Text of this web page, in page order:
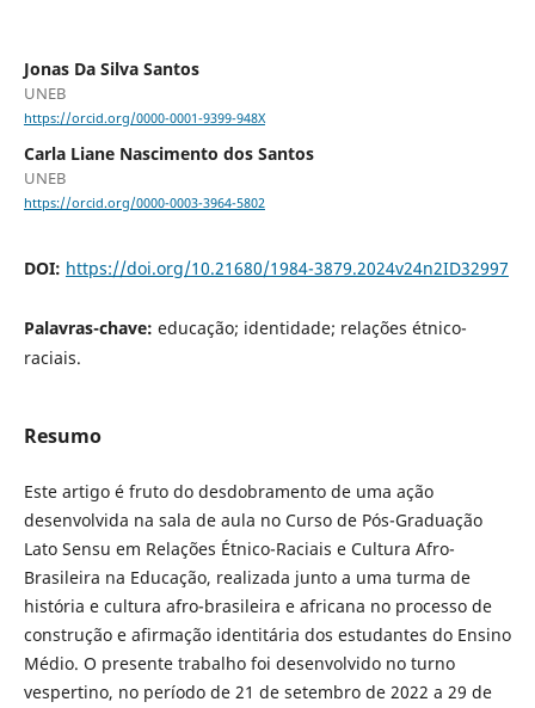
Jonas Da Silva Santos
UNEB
https://orcid.org/0000-0001-9399-948X
Carla Liane Nascimento dos Santos
UNEB
https://orcid.org/0000-0003-3964-5802
DOI: https://doi.org/10.21680/1984-3879.2024v24n2ID32997
Palavras-chave: educação; identidade; relações étnico-
raciais.
Resumo
Este artigo é fruto do desdobramento de uma ação
desenvolvida na sala de aula no Curso de Pós-Graduação
Lato Sensu em Relações Étnico-Raciais e Cultura Afro-
Brasileira na Educação, realizada junto a uma turma de
história e cultura afro-brasileira e africana no processo de
construção e afirmação identitária dos estudantes do Ensino
Médio. O presente trabalho foi desenvolvido no turno
vespertino, no período de 21 de setembro de 2022 a 29 de